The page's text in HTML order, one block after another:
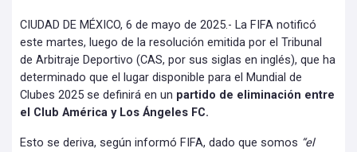
CIUDAD DE MÉXICO, 6 de mayo de 2025.- La FIFA notificó
este martes, luego de la resolución emitida por el Tribunal
de Arbitraje Deportivo (CAS, por sus siglas en inglés), que ha
determinado que el lugar disponible para el Mundial de
Clubes 2025 se definirá en un partido de eliminación entre
el Club América y Los Ángeles FC.
Esto se deriva, según informó FIFA, dado que somos “el